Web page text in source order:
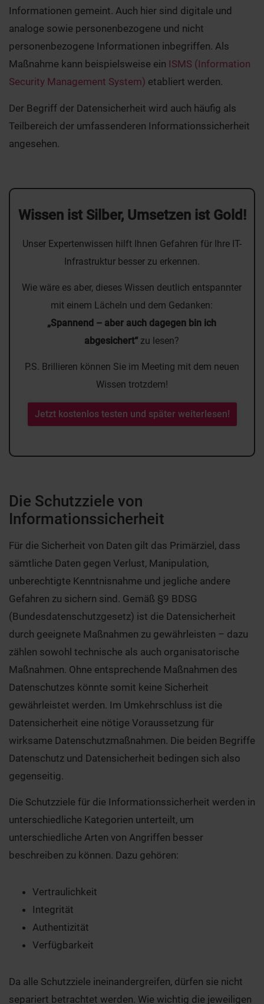
Informationen gemeint. Auch hier sind digitale und
analoge sowie personenbezogene und nicht
personenbezogene Informationen inbegriffen. Als
Maßnahme kann beispielsweise ein ISMS (Information
Security Management System) etabliert werden.
Der Begriff der Datensicherheit wird auch häufig als
Teilbereich der umfassenderen Informationssicherheit
angesehen.
Wissen ist Silber, Umsetzen ist Gold!
Unser Expertenwissen hilft Ihnen Gefahren für Ihre IT-
Infrastruktur besser zu erkennen.
Wie wäre es aber, dieses Wissen deutlich entspannter
mit einem Lächeln und dem Gedanken:
„Spannend – aber auch dagegen bin ich
abgesichert“ zu lesen?
P.S. Brillieren können Sie im Meeting mit dem neuen
Wissen trotzdem!
Jetzt kostenlos testen und später weiterlesen!
Die Schutzziele von
Informationssicherheit
Für die Sicherheit von Daten gilt das Primärziel, dass
sämtliche Daten gegen Verlust, Manipulation,
unberechtigte Kenntnisnahme und jegliche andere
Gefahren zu sichern sind. Gemäß §9 BDSG
(Bundesdatenschutzgesetz) ist die Datensicherheit
durch geeignete Maßnahmen zu gewährleisten – dazu
zählen sowohl technische als auch organisatorische
Maßnahmen. Ohne entsprechende Maßnahmen des
Datenschutzes könnte somit keine Sicherheit
gewährleistet werden. Im Umkehrschluss ist die
Datensicherheit eine nötige Voraussetzung für
wirksame Datenschutzmaßnahmen. Die beiden Begriffe
Datenschutz und Datensicherheit bedingen sich also
gegenseitig.
Die Schutzziele für die Informationssicherheit werden in
unterschiedliche Kategorien unterteilt, um
unterschiedliche Arten von Angriffen besser
beschreiben zu können. Dazu gehören:
Vertraulichkeit
Integrität
Authentizität
Verfügbarkeit
Da alle Schutzziele ineinandergreifen, dürfen sie nicht
separiert betrachtet werden. Wie wichtig die jeweiligen